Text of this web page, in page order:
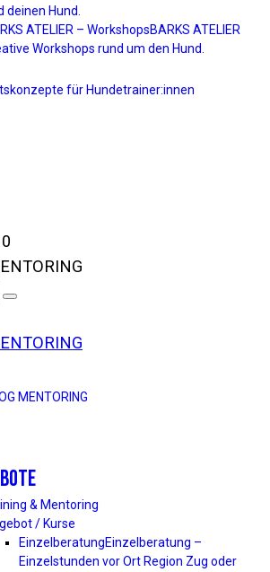
deinen Hund.
ATELIER – WorkshopsBARKS ATELIER
Workshops rund um den Hund.
für Hundetrainer:innen
0
MENTORING
& Mentoring
/ Kurse
EinzelberatungEinzelberatung –
Einzelstunden vor Ort Region Zug oder